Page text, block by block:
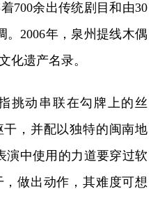
700余出传统剧目和由30
。2006年，泉州提线木偶
化遗产名录。
动串联在勾牌上的丝
，并配以独特的闽南地
演中使用的力道要穿过软
做出动作，其难度可想